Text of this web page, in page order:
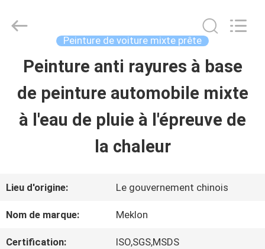
APERÇU
PRODUITS
PROPOS
Meklon
Reserved.
Peinture de voiture mixte prête
Peinture anti rayures à base
de peinture automobile mixte
à l'eau de pluie à l'épreuve de
la chaleur
Lieu d'origine: Le gouvernement chinois
Nom de marque: Meklon
Certification: ISO,SGS,MSDS